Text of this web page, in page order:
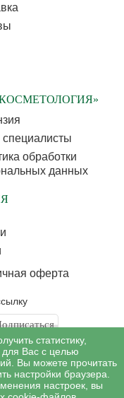
обработки
данных
оферта
политикиобработки
, 2007 - 2026
статистику,
для Вас с целью
Вы можете прочитать
настройки браузера.
настроек, вы